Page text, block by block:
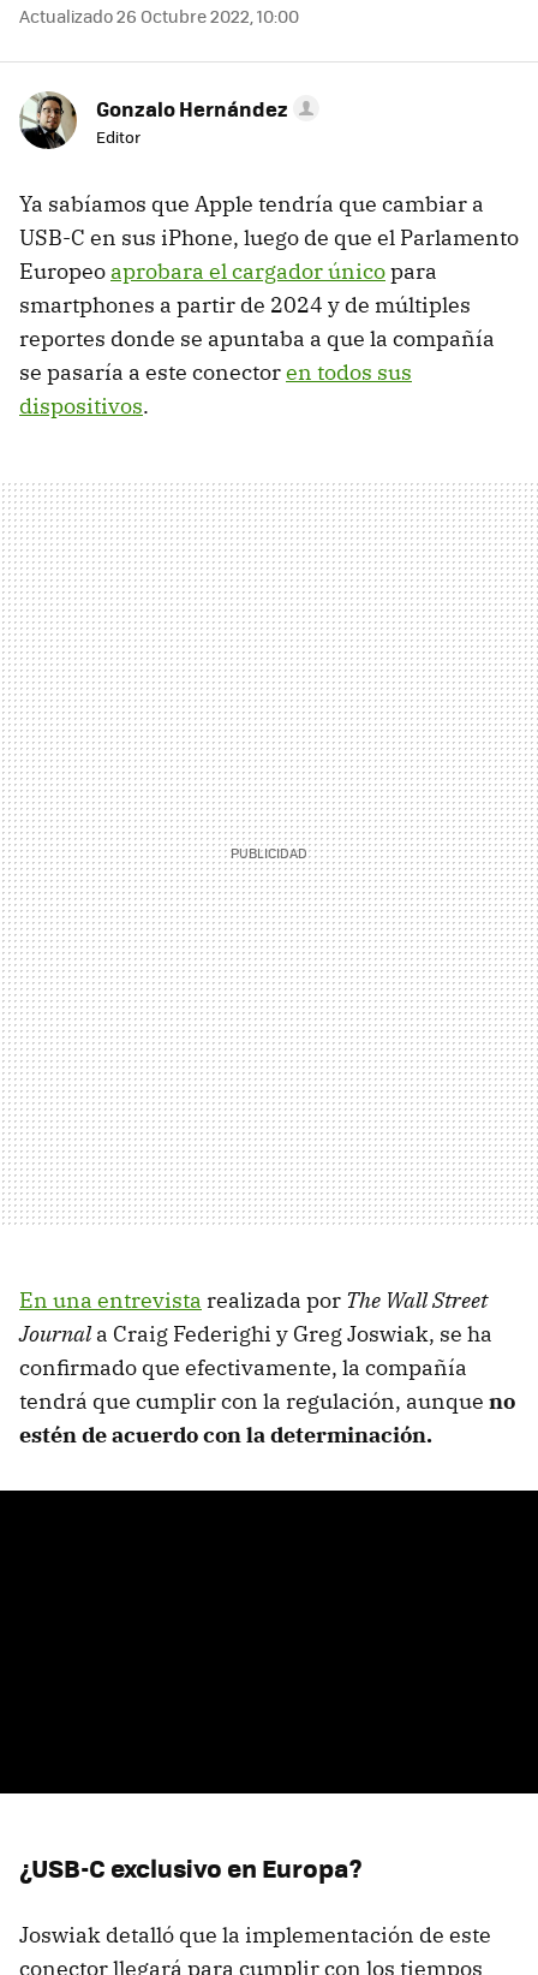
Actualizado 26 Octubre 2022, 10:00
Gonzalo Hernández
Editor
Ya sabíamos que Apple tendría que cambiar a
USB-C en sus iPhone, luego de que el Parlamento
Europeo aprobara el cargador únicopara
smartphones a partir de 2024 y de múltiples
reportes donde se apuntaba a que la compañía
se pasaría a este conectoren todos sus
dispositivos.
En una entrevista realizada por The Wall Street
Journala Craig Federighi y Greg Joswiak, se ha
confirmado que efectivamente, la compañía
tendrá que cumplir con la regulación, aunque no
estén de acuerdo con la determinación.
¿USB-C exclusivo en Europa?
Joswiak detalló que la implementación de este
conector llegará para cumplir con los tiempos